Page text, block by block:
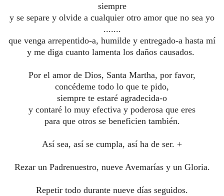
siempre
y se separe y olvide a cualquier otro amor que no sea yo
.......
que venga arrepentido-a, humilde y entregado-a hasta mí
y me diga cuanto lamenta los daños causados.
Por el amor de Dios, Santa Martha, por favor,
concédeme todo lo que te pido,
siempre te estaré agradecida-o
y contaré lo muy efectiva y poderosa que eres
para que otros se beneficien también.
Así sea, así se cumpla, así ha de ser. +
Rezar un Padrenuestro, nueve Avemarías y un Gloria.
Repetir todo durante nueve días seguidos.